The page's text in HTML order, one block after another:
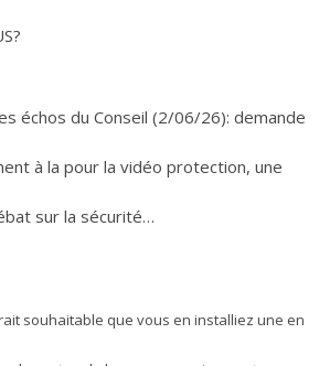
échos du Conseil (2/06/26): demande
à la pour la vidéo protection, une
sur la sécurité…
souhaitable que vous en installiez une en